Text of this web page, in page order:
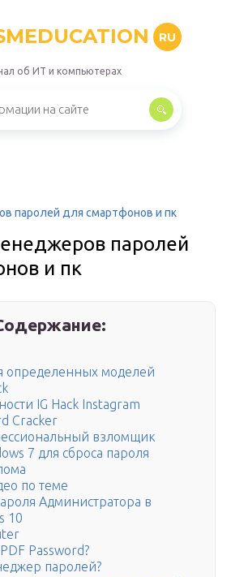
RU
об ИТ и компьютерах
паролей для смартфонов и пк
паролей
и пк
определенных моделей
IG Hack Instagram
Cracker
взломщик
7 для сброса пароля
по теме
Администратора в
10
Password?
паролей?